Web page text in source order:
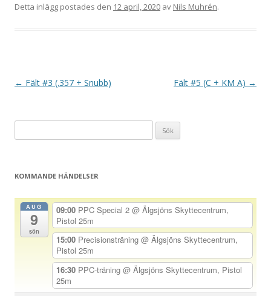
Detta inlägg postades den 12 april, 2020 av Nils Muhrén.
I
n
← Fält #3 (.357 + Snubb) Fält #5 (C + KM A) →
efter:
KOMMANDE HÄNDELSER
AUG
9
sön
09:00 PPC Special 2 @ Älgsjöns Skyttecentrum,
Pistol 25m
15:00 Precisionsträning @ Älgsjöns Skyttecentrum,
Pistol 25m
16:30 PPC-träning @ Älgsjöns Skyttecentrum, Pistol
25m